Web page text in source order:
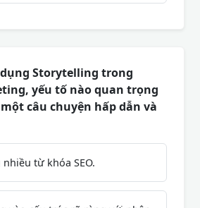
Storytelling trong
yếu tố nào quan trọng
câu chuyện hấp dẫn và
từ khóa SEO.